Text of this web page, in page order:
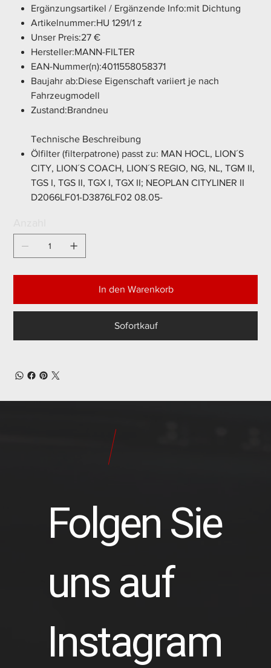
Ergänzungsartikel / Ergänzende Info:mit Dichtung
Artikelnummer:HU 1291/1 z
Unser Preis:27 €
Hersteller:MANN-FILTER
EAN-Nummer(n):4011558058371
Baujahr ab:Diese Eigenschaft variiert je nach
Fahrzeugmodell
Zustand:Brandneu
Technische Beschreibung
Ölfilter (filterpatrone) passt zu: MAN HOCL, LION´S
CITY, LION´S COACH, LION´S REGIO, NG, NL, TGM II,
TGS I, TGS II, TGX I, TGX II; NEOPLAN CITYLINER II
D2066LF01-D3876LF02 08.05-
In den Warenkorb
Sofortkauf
Folgen Sie
uns auf
Instagram